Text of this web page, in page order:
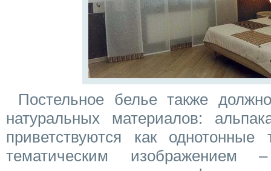
Постельное белье также
натуральных материалов:
приветствуются как
тематическим изображением